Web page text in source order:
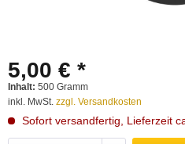
5,00 € *
Inhalt: 500 Gramm
inkl. MwSt. zzgl. Versandkosten
Sofort versandfertig, Lieferzeit